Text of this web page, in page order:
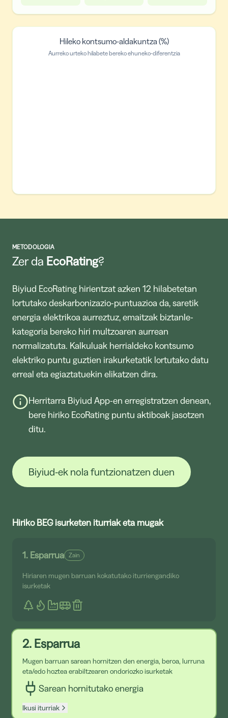
Hileko kontsumo-aldakuntza (%)
Aurreko urteko hilabete bereko ehuneko-diferentzia
METODOLOGIA
Zer da EcoRating?
Biyiud EcoRating hirientzat azken 12 hilabetetan
lortutako deskarbonizazio-puntuazioa da, saretik
energia elektrikoa aurreztuz, emaitzak biztanle-
kategoria bereko hiri multzoaren aurrean
normalizatuta. Kalkuluak herrialdeko kontsumo
elektriko puntu guztien irakurketatik lortutako datu
erreal eta egiaztatuekin elikatzen dira.
Herritarra Biyiud App-en erregistratzen denean,
bere hiriko EcoRating puntu aktiboak jasotzen
ditu.
Biyiud-ek nola funtzionatzen duen
Hiriko BEG isurketen iturriak eta mugak
1. Esparrua Zain
Hiriaren mugen barruan kokatutako iturriengandiko
isurketak
2. Esparrua
Mugen barruan sarean hornitzen den energia, beroa, lurruna
eta/edo hoztea erabiltzearen ondoriozko isurketak
Sarean hornitutako energia
Ikusi iturriak